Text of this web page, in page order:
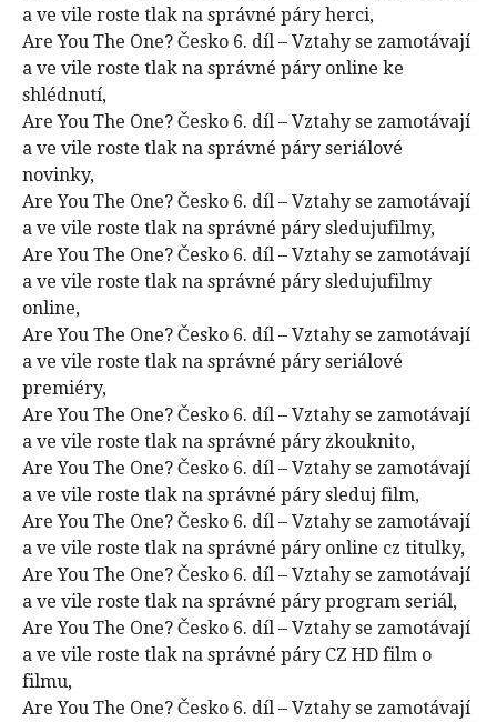
a ve vile roste tlak na správné páry herci,
Are You The One? Česko 6. díl – Vztahy se zamotávají
a ve vile roste tlak na správné páry online ke
shlédnutí,
Are You The One? Česko 6. díl – Vztahy se zamotávají
a ve vile roste tlak na správné páry seriálové
novinky,
Are You The One? Česko 6. díl – Vztahy se zamotávají
a ve vile roste tlak na správné páry sledujufilmy,
Are You The One? Česko 6. díl – Vztahy se zamotávají
a ve vile roste tlak na správné páry sledujufilmy
online,
Are You The One? Česko 6. díl – Vztahy se zamotávají
a ve vile roste tlak na správné páry seriálové
premiéry,
Are You The One? Česko 6. díl – Vztahy se zamotávají
a ve vile roste tlak na správné páry zkouknito,
Are You The One? Česko 6. díl – Vztahy se zamotávají
a ve vile roste tlak na správné páry sleduj film,
Are You The One? Česko 6. díl – Vztahy se zamotávají
a ve vile roste tlak na správné páry online cz titulky,
Are You The One? Česko 6. díl – Vztahy se zamotávají
a ve vile roste tlak na správné páry program seriál,
Are You The One? Česko 6. díl – Vztahy se zamotávají
a ve vile roste tlak na správné páry CZ HD film o
filmu,
Are You The One? Česko 6. díl – Vztahy se zamotávají